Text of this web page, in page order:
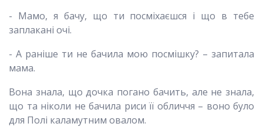
- Мамо, я бачу, що ти посміхаєшся і що в тебе
заплакані очі.
- А раніше ти не бачила мою посмішку? – запитала
мама.
Вона знала, що дочка погано бачить, але не знала,
що та ніколи не бачила риси її обличчя – воно було
для Полі каламутним овалом.